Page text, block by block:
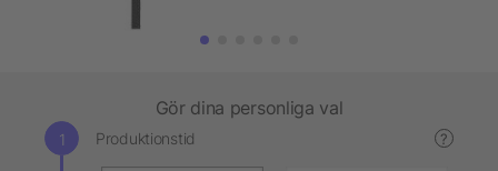
Gör dina personliga val
Produktionstid ?